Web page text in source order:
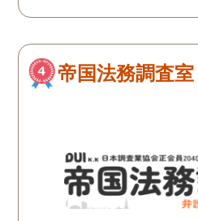
で心強かったです。また証
り報告書を頂けたので前に
向かって進めそうです。
帝国法務調査室